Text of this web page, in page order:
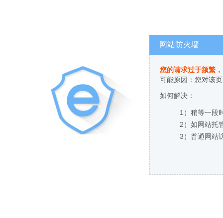
网站防火墙
您的请求过于频繁
可能原因：您对该
如何解决：
1）稍等一段
2）如网站托
3）普通网站